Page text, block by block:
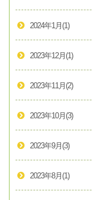
2024年1月 (1)
2023年12月 (1)
2023年11月 (2)
2023年10月 (3)
2023年9月 (3)
2023年8月 (1)